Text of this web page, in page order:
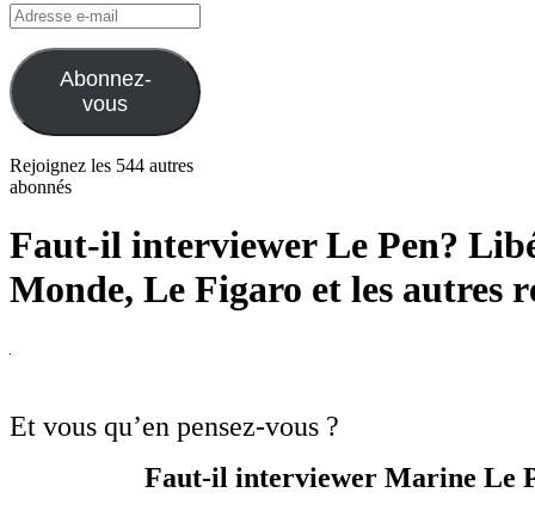
Adresse
e-
mail
Abonnez-
vous
Rejoignez les 544 autres
abonnés
Faut-il interviewer Le Pen?
Monde, Le Figaro et les autres
Et vous qu’en pensez-vous ?
Faut-il interviewer Marine Le